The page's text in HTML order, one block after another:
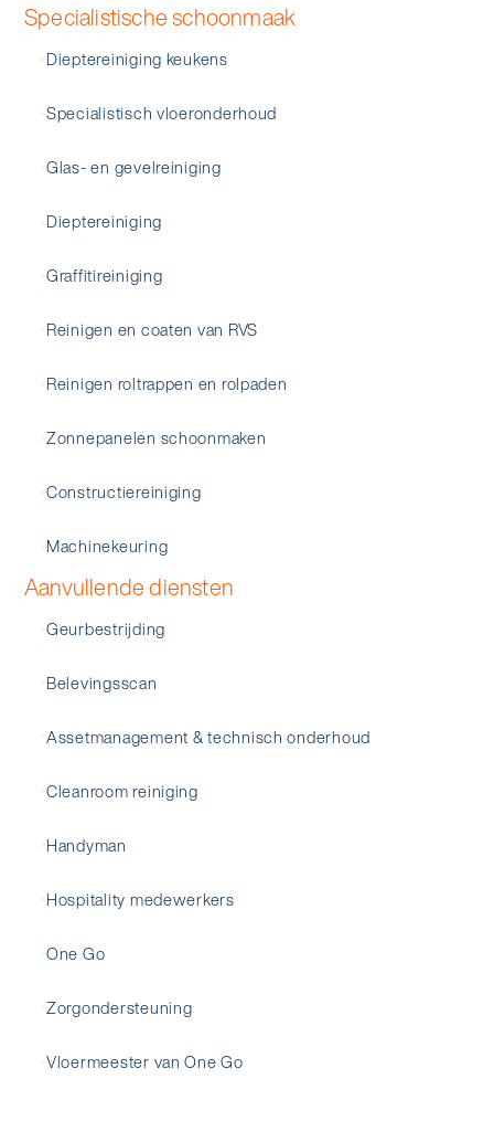
Specialistische schoonmaak
Dieptereiniging keukens
Specialistisch vloeronderhoud
Glas- en gevelreiniging
Dieptereiniging
Graffitireiniging
Reinigen en coaten van RVS
Reinigen roltrappen en rolpaden
Zonnepanelen schoonmaken
Constructiereiniging
Machinekeuring
Aanvullende diensten
Geurbestrijding
Belevingsscan
Assetmanagement & technisch onderhoud
Cleanroom reiniging
Handyman
Hospitality medewerkers
One Go
Zorgondersteuning
Vloermeester van One Go